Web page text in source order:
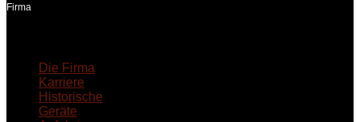
Firma
Die Firma
Karriere
Historische
Geräte